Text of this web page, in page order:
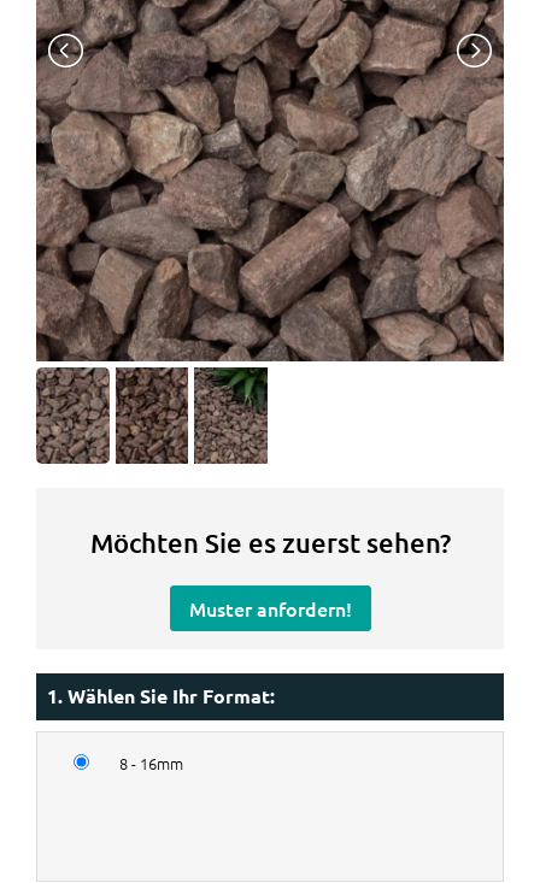
Möchten Sie es zuerst sehen?
Muster anfordern!
1. Wählen Sie Ihr Format:
8 - 16mm